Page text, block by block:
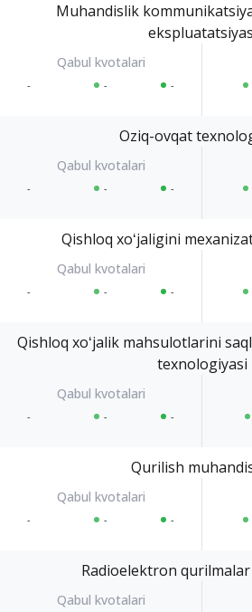
Muhandislik
- - -
Oziq-ovqat
- - -
Qishloq xoʻjaligini
- - -
Qishloq xoʻjalik mahsulotlarini
texnologiyasi
- - -
Qurilish
- - -
Radioelektron